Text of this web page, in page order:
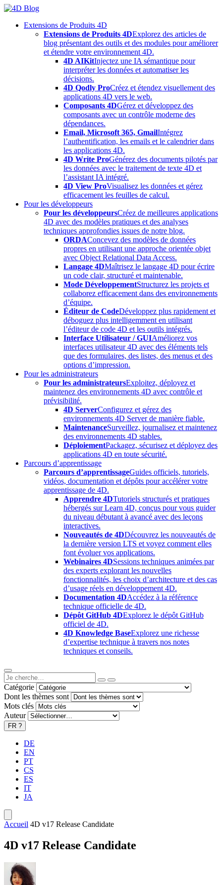
Skip
contentExtensions de Produits 4D
Extensions de Produits 4DExplorez des articles de
blog présentant des outils et des modules pour améliorer
et étendre votre environnement 4D.
4D AIKitInjectez une IA sémantique pour
interpréter les données et automatiser les
décisions.
4D Qodly ProCréez et étendez visuellement des
applications 4D vers le web.
Composants 4DGérez et développez des
composants avec un contrôle moderne des
dépendances.
Email, Microsoft 365, GmailIntégrez
l’authentification, les emails et le calendrier dans
les applications 4D.
4D Write ProGénérez des documents pilotés par
les données avec le traitement de texte 4D et
l’assistant IA intégré.
4D View ProVisualisez les données et gérez
efficacement les feuilles de calcul.
Pour les développeurs
Pour les développeursCréez de meilleures applications
4D avec des modèles pratiques et des analyses
techniques approfondies issues de notre blog.
ORDAConcevez des modèles de données
propres en utilisant une approche orientée objet
avec Object Relational Data Access.
Langage 4DMaîtrisez le langage 4D pour écrire
un code clair, structuré et maintenable.
Mode DéveloppementStructurez les projets et
collaborez efficacement dans des environnements
d’équipe.
Éditeur de CodeDéveloppez plus rapidement et
déboguez plus intelligemment en utilisant
l’éditeur de code 4D et les outils intégrés.
Interface Utilisateur / GUIAméliorez vos
interfaces utilisateur 4D avec des éléments tels
que des formulaires, des listes, des menus et des
options d’impression.
Pour les administrateurs
Pour les administrateursExploitez, déployez et
maintenez des environnements 4D avec contrôle et
prévisibilité.
4D ServerConfigurez et gérez des
environnements 4D Server de manière fiable.
MaintenanceSurveillez, journalisez et maintenez
des environnements 4D stables.
DéploiementPackagez, sécurisez et déployez des
applications 4D en toute sécurité.
Parcours d’apprentissage
Parcours d’apprentissageGuides officiels, tutoriels,
vidéos, documentation et dépôts pour accélérer votre
apprentissage de 4D.
Apprendre 4DTutoriels structurés et pratiques
hébergés sur Learn 4D, conçus pour vous guider
du niveau débutant à avancé avec des leçons
interactives.
Nouveautés de 4DDécouvrez les nouveautés de
la dernière version LTS et voyez comment elles
font évoluer vos applications.
Webinaires 4DSessions techniques animées par
des experts explorant les nouvelles
fonctionnalités, les choix d’architecture et des cas
d’usage réels en développement 4D.
Documentation 4DAccédez à la référence
technique officielle de 4D.
Dépôt GitHub 4DExplorez le dépôt GitHub
officiel de 4D.
4D Knowledge BaseExplorez une richesse
d’expertise technique à travers nos notes
techniques et conseils.
Catégorie
Dont les thèmes sont
Mots clés
Auteur
FR ?
DE
EN
PT
CS
ES
IT
JA
Accueil 4D v17 Release Candidate
4D v17 Release Candidate